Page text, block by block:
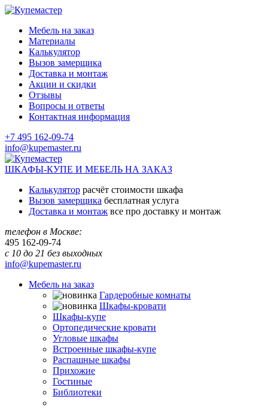
Мебель на заказ
Материалы
Калькулятор
Вызов замерщика
Доставка и монтаж
Акции и скидки
Отзывы
Вопросы и ответы
Контактная информация
+7 495 162-09-74
info@kupemaster.ru
ШКАФЫ-КУПЕ И МЕБЕЛЬ НА ЗАКАЗ
Калькулятор расчёт стоимости шкафа
Вызов замерщика бесплатная услуга
Доставка и монтаж все про доставку и монтаж
телефон в Москве:
495 162-09-74
с 10 до 21 без выходных
info@kupemaster.ru
Мебель на заказ
Гардеробные комнаты
Шкафы-кровати
Шкафы-купе
Ортопедические кровати
Угловые шкафы
Встроенные шкафы-купе
Распашные шкафы
Прихожие
Гостиные
Библиотеки